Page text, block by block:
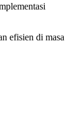
efisien di masa